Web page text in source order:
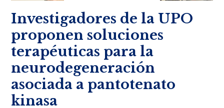
Investigadores de la UPO
proponen soluciones
terapéuticas para la
neurodegeneración
asociada a pantotenato
kinasa